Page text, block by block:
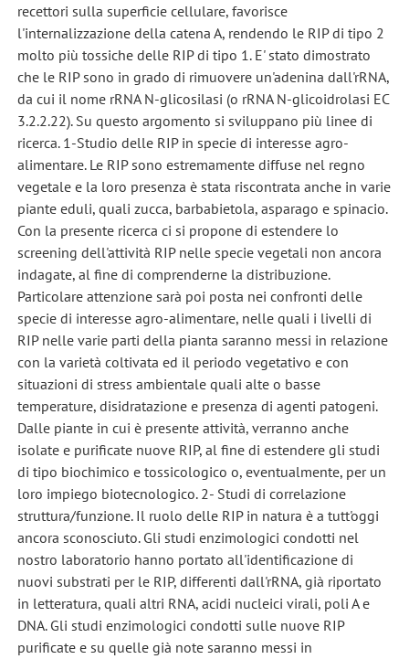
recettori sulla superficie cellulare, favorisce
l'internalizzazione della catena A, rendendo le RIP di tipo 2
molto più tossiche delle RIP di tipo 1. E' stato dimostrato
che le RIP sono in grado di rimuovere un'adenina dall'rRNA,
da cui il nome rRNA N-glicosilasi (o rRNA N-glicoidrolasi EC
3.2.2.22). Su questo argomento si sviluppano più linee di
ricerca. 1-Studio delle RIP in specie di interesse agro-
alimentare. Le RIP sono estremamente diffuse nel regno
vegetale e la loro presenza è stata riscontrata anche in varie
piante eduli, quali zucca, barbabietola, asparago e spinacio.
Con la presente ricerca ci si propone di estendere lo
screening dell'attività RIP nelle specie vegetali non ancora
indagate, al fine di comprenderne la distribuzione.
Particolare attenzione sarà poi posta nei confronti delle
specie di interesse agro-alimentare, nelle quali i livelli di
RIP nelle varie parti della pianta saranno messi in relazione
con la varietà coltivata ed il periodo vegetativo e con
situazioni di stress ambientale quali alte o basse
temperature, disidratazione e presenza di agenti patogeni.
Dalle piante in cui è presente attività, verranno anche
isolate e purificate nuove RIP, al fine di estendere gli studi
di tipo biochimico e tossicologico o, eventualmente, per un
loro impiego biotecnologico. 2- Studi di correlazione
struttura/funzione. Il ruolo delle RIP in natura è a tutt'oggi
ancora sconosciuto. Gli studi enzimologici condotti nel
nostro laboratorio hanno portato all'identificazione di
nuovi substrati per le RIP, differenti dall'rRNA, già riportato
in letteratura, quali altri RNA, acidi nucleici virali, poli A e
DNA. Gli studi enzimologici condotti sulle nuove RIP
purificate e su quelle già note saranno messi in